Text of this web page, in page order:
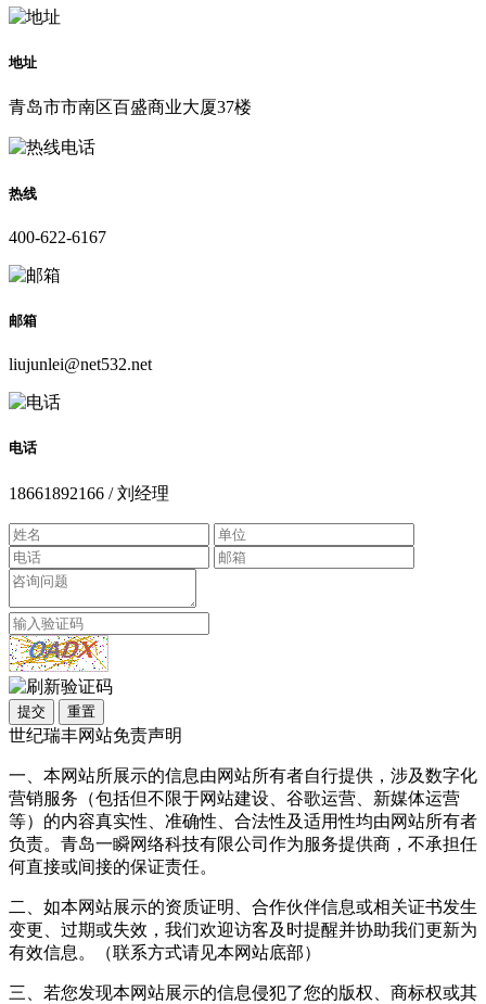
地址
青岛市市南区百盛商业大厦37楼
热线
400-622-6167
邮箱
liujunlei@net532.net
电话
18661892166 / 刘经理
提交 重置
世纪瑞丰网站免责声明
一、本网站所展示的信息由网站所有者自行提供，涉及数字化
营销服务（包括但不限于网站建设、谷歌运营、新媒体运营
等）的内容真实性、准确性、合法性及适用性均由网站所有者
负责。青岛一瞬网络科技有限公司作为服务提供商，不承担任
何直接或间接的保证责任。
二、如本网站展示的资质证明、合作伙伴信息或相关证书发生
变更、过期或失效，我们欢迎访客及时提醒并协助我们更新为
有效信息。（联系方式请见本网站底部）
三、若您发现本网站展示的信息侵犯了您的版权、商标权或其